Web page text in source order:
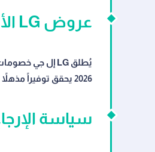
عروض LG الأبرز على مدار العام
2026 يحقق توفيراً مذهلاً لن تجده في وقت آخر.
سياسة